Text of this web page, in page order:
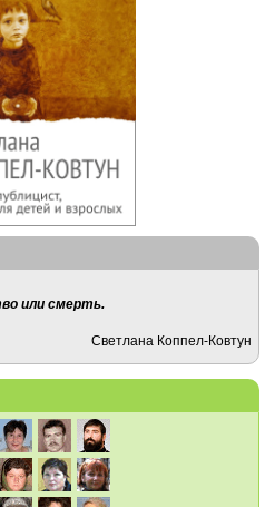
или смерть.
Светлана Коппел-Ковтун